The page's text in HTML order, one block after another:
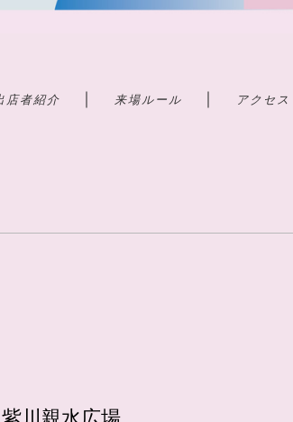
店者紹介 来場ルール アクセス